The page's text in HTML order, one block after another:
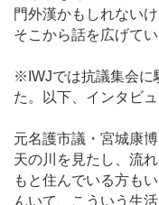
門外漢かもしれない
そこから話を広げてい
※IWJでは抗議集会に
た。以下、インタビ
元名護市議・宮城康
天の川を見たし、流
もと住んでいる方も
んいて、こういう生